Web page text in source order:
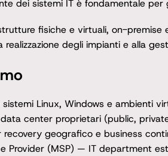
dei sistemi IT è fondamentale
fisiche e virtuali, on-premise
realizzazione degli impianti e alla
Linux, Windows e ambienti
center proprietari (public,
recovery geografico e business
Provider (MSP) — IT department